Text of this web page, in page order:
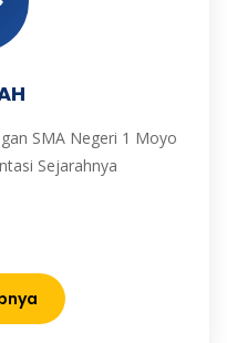
SMA Negeri 1 Moyo
Sejarahnya